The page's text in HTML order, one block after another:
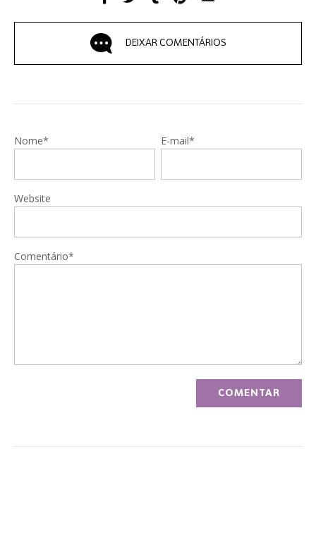
DEIXAR COMENTÁRIOS
Nome* E-mail*
Website
Comentário*